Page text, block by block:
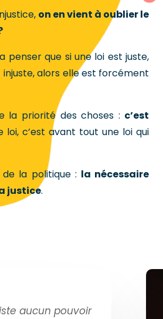
on en vient à oublier le
que si une loi est juste,
alors elle est forcément
la priorité des choses : c’est
loi, c’est avant tout une loi qui
la politique : la nécessaire
justice.
aucun pouvoir